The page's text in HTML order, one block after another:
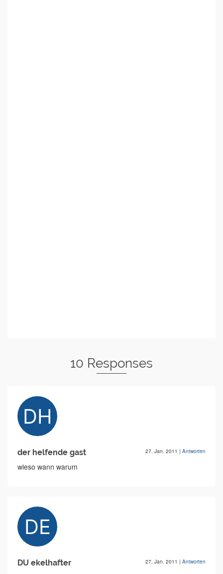
10 Responses
der helfende gast 27. Jan. 2011 | Antworten
wieso wann warum
DU ekelhafter 27. Jan. 2011 | Antworten